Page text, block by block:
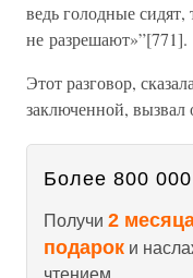
ведь голодные сидят,
не разрешают»”[771].
Этот разговор,
заключенной,
Более 800 000
Получи 2
подарок и